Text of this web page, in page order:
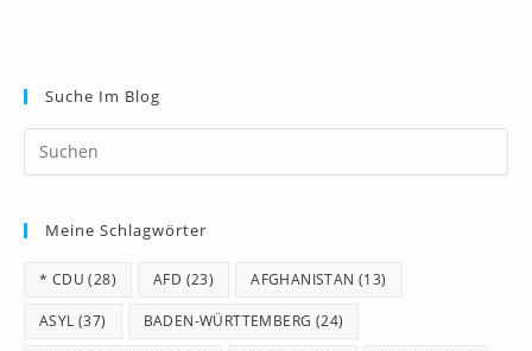
Suche Im Blog
Meine Schlagwörter
* CDU (28) AFD (23) AFGHANISTAN (13)
ASYL (37) BADEN-WÜRTTEMBERG (24)